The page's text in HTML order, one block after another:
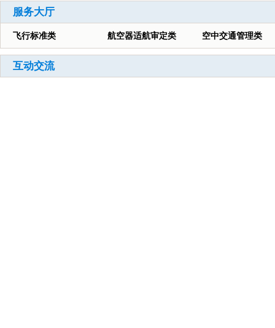
服务大厅
飞行标准类 航空器适航审定类 空中交通管理类
互动交流